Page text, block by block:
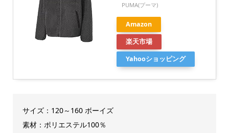
PUMA(プーマ)
Amazon
楽天市場
Yahooショッピング
サイズ：120～160 ボーイズ
素材：ポリエステル100％